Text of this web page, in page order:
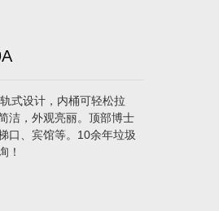
式设计，内桶可轻松拉
洁，外观亮丽。顶部博士
口、宾馆等。10余年垃圾
！